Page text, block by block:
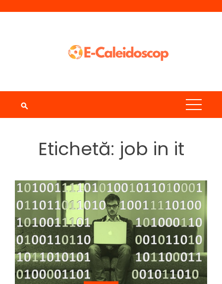
Etichetă: job in it